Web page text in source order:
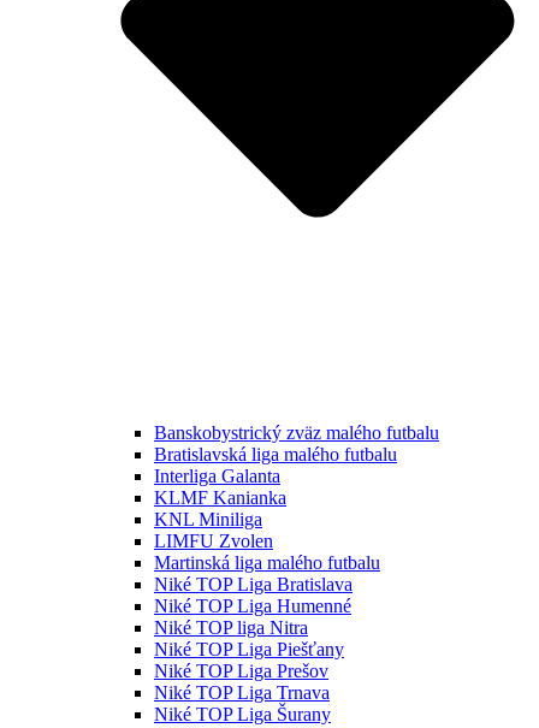
Banskobystrický zväz malého futbalu
Bratislavská liga malého futbalu
Interliga Galanta
KLMF Kanianka
KNL Miniliga
LIMFU Zvolen
Martinská liga malého futbalu
Niké TOP Liga Bratislava
Niké TOP Liga Humenné
Niké TOP liga Nitra
Niké TOP Liga Piešťany
Niké TOP Liga Prešov
Niké TOP Liga Trnava
Niké TOP Liga Šurany